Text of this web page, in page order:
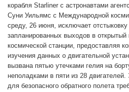
корабля Starliner с астронавтами
Суни Уильямс с Международной
среду, 26 июня, исключает
запланированных выходов в
космической станции, предоставляя
изучения данных о двигательной
вызвана пятью утечками гелия на
неполадками в пяти из 28
для безопасного обратного полета